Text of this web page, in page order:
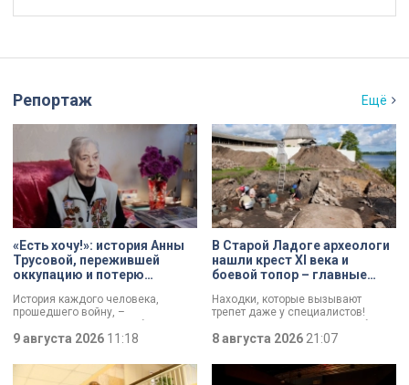
Репортаж Ещё
«Есть хочу!»: история Анны
Трусовой, пережившей
оккупацию и потерю
История каждого человека,
прошедшего войну, –
напоминание о цене победы.
Сколько испытаний выпало на
долю блокадников, тружеников
тыла, солдат, женщин и, конечно
же, детей. Три года скитаний,
9 августа 2026 11:18
В Старой Ладоге археологи
нашли крест XI века и
боевой топор – главные
Находки, которые вызывают
трепет даже у специалистов!
Нательный крест возрастом более
тысячи лет и боевой топор – вот
главные трофеи археологической
экспедиции в Старой Ладоге в
8 августа 2026 21:07